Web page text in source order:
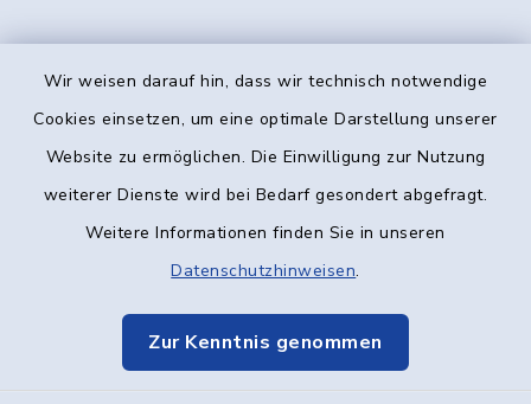
Wir weisen darauf hin, dass wir technisch notwendige
Cookies einsetzen, um eine optimale Darstellung unserer
Website zu ermöglichen. Die Einwilligung zur Nutzung
weiterer Dienste wird bei Bedarf gesondert abgefragt.
Weitere Informationen finden Sie in unseren
Datenschutzhinweisen.
Zur Kenntnis genommen
Kontakt
Datenschutz
Elektronische Kommunikation